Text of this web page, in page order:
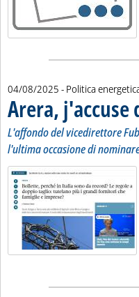
04/08/2025 - Politica
Arera, j'accuse
L'affondo del vicedirettore
l'ultima occasione di